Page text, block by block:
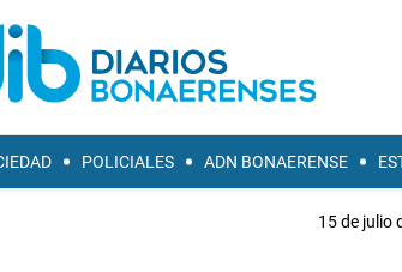
POLICIALES ADN BONAERENSE
15 de julio